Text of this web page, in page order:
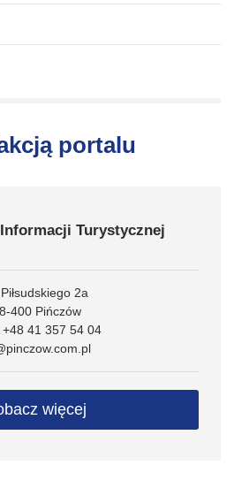
portalu
Turystycznej
2a
400 Pińczów
+48 41 357 54 04
więcej